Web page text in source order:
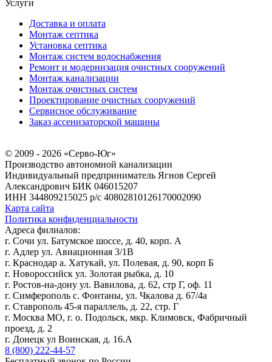
Услуги
Доставка и оплата
Монтаж септика
Установка септика
Монтаж систем водоснабжения
Ремонт и модернизация очистных сооружений
Монтаж канализации
Монтаж очистных систем
Проектирование очистных сооружений
Сервисное обслуживание
Заказ ассенизаторской машины
© 2009 - 2026 «Серво-Юг»
Производство автономной канализации
Индивидуальный предприниматель Ягнов Сергей
Александрович БИК 046015207
ИНН 344809215025 р/с 40802810126170002090
Карта сайта
Политика конфиденциальности
Адреса филиалов:
г. Сочи ул. Батумское шоссе, д. 40, корп. А
г. Адлер ул. Авиационная 3/1В
г. Краснодар а. Хатукай, ул. Полевая, д. 90, корп Б
г. Новороссийск ул. Золотая рыбка, д. 10
г. Ростов-на-дону ул. Вавилова, д. 62, стр Г, оф. 11
г. Симферополь с. Фонтаны, ул. Чкалова д. 67/4а
г. Ставрополь 45-я параллель, д. 22, стр. Г
г. Москва МО, г. о. Подольск, мкр. Климовск, Фабричный
проезд, д. 2
г. Донецк ул Воинская, д. 16.А
8 (800) 222-44-57